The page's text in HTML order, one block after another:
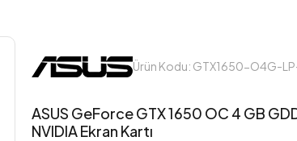
Ürün Kodu: GTX1650-O4G-
ASUS GeForce GTX 1650 OC 4 GB
NVIDIA Ekran Kartı